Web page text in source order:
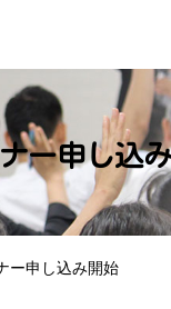
ー申し込
ー申し込み開始